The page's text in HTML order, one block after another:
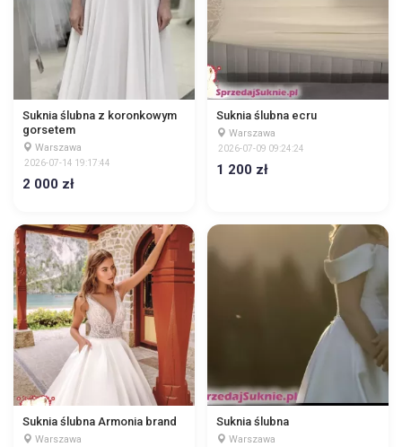
Suknia ślubna z koronkowym
gorsetem
Warszawa
2026-07-14 19:17:44
2 000 zł
Suknia ślubna ecru
Warszawa
2026-07-09 09:24:24
1 200 zł
Suknia ślubna Armonia brand
Warszawa
Suknia ślubna
Warszawa